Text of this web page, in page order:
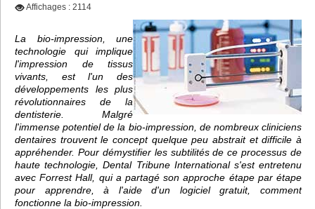
Affichages : 2114
La bio-impression, une
technologie qui implique
l'impression de tissus
vivants, est l'un des
développements les plus
révolutionnaires de la
dentisterie. Malgré
l'immense potentiel de la bio-impression, de nombreux cliniciens
dentaires trouvent le concept quelque peu abstrait et difficile à
appréhender. Pour démystifier les subtilités de ce processus de
haute technologie, Dental Tribune International s'est entretenu
avec Forrest Hall, qui a partagé son approche étape par étape
pour apprendre, à l'aide d'un logiciel gratuit, comment
fonctionne la bio-impression.